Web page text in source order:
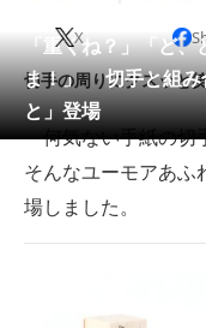
会員記事
メディア
注目記事を集めた総
ITの今と未来を見通す
スマホと通信の最新
「重くね？」「ど
ま！」 切手と組み
と」登場
X
切手の周りにクスッと
何気ない手紙の切
そんなユーモアあふ
場しました。